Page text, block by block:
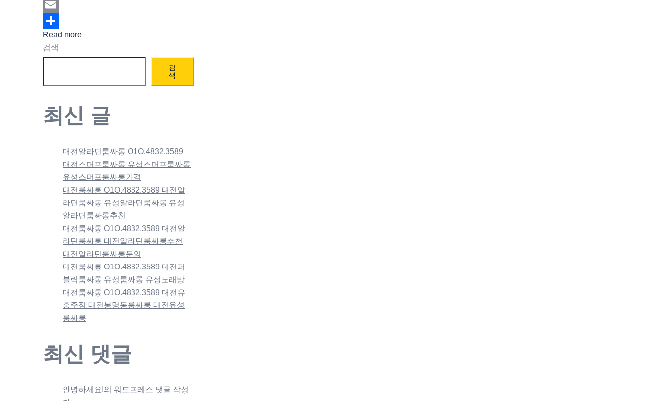
Mastodon
Email
Share
Read more
검색
검
색
최신 글
대전알라딘룸싸롱 O1O.4832.3589
대전스머프룸싸롱 유성스머프룸싸롱
유성스머프룸싸롱가격
대전룸싸롱 O1O.4832.3589 대전알
라딘룸싸롱 유성알라딘룸싸롱 유성
알라딘룸싸롱추천
대전룸싸롱 O1O.4832.3589 대전알
라딘룸싸롱 대전알라딘룸싸롱추천
대전알라딘룸싸롱문의
대전룸싸롱 O1O.4832.3589 대전퍼
블릭룸싸롱 유성룸싸롱 유성노래방
대전룸싸롱 O1O.4832.3589 대전유
흥주점 대전봉명동룸싸롱 대전유성
룸싸롱
최신 댓글
안녕하세요!의 워드프레스 댓글 작성